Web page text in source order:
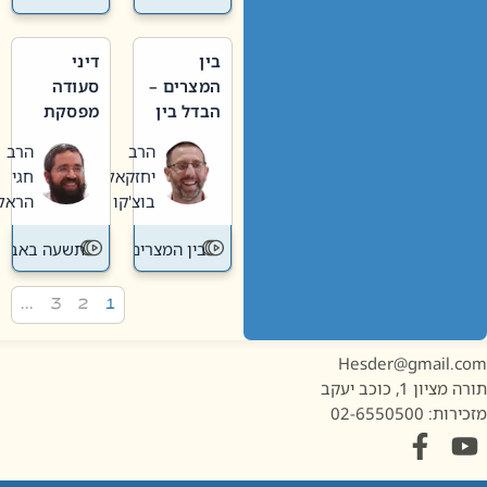
בין
המצרים –
הבדל בין
חדשה
לישנה
הרב
יחזקאל
בוצ'קו
בין המצרים
דיני
סעודה
מפסקת
תשעה
באב
הרב
חגי
הראל
תשעה באב
1, כוכב יעקב
02-6550500